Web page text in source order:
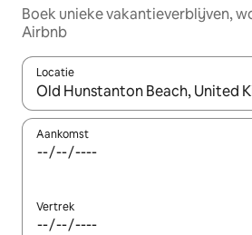
Boek unieke vakantieverblijven,
Airbnb
Locatie
Wanneer er resultaten beschikbaar
Aankomst
Vertrek